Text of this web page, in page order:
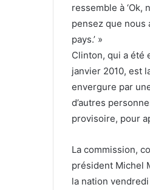
ressemble à
pensez que nous
pays.’ »
Clinton, qui a été
janvier 2010, est
envergure par
d’autres
provisoire, pour
La commission,
président Michel
la nation